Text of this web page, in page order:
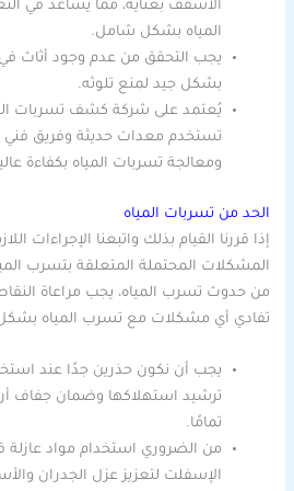
الأسقف بعناية، مما يساعد في
المياه بشكل شامل.
يجب التحقق من عدم وجود أثاث
بشكل جيد لمنع تلوثه.
يُعتمد على شركة كشف تسربات
تستخدم معدات حديثة وفريق
ومعالجة تسربات المياه بكفاءة
الحد من تسربات المياه
إذا قررنا القيام بذلك واتبعنا الإجراءات
المشكلات المحتملة المتعلقة بتسرب
من حدوث تسرب المياه، يجب مراعاة
تفادي أي مشكلات مع تسرب المياه
يجب أن نكون حذرين جدًا عند
ترشيد استهلاكها وضمان جفاف
تمامًا.
من الضروري استخدام مواد عازلة
الإسفلت لتعزيز عزل الجدران